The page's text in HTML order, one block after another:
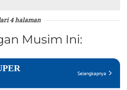
4 halaman
Musim Ini: